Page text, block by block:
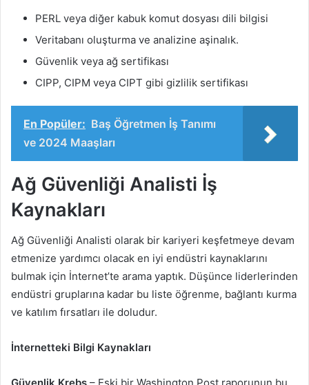
PERL veya diğer kabuk komut dosyası dili bilgisi
Veritabanı oluşturma ve analizine aşinalık.
Güvenlik veya ağ sertifikası
CIPP, CIPM veya CIPT gibi gizlilik sertifikası
En Popüler: Baş Öğretmen İş Tanımı
ve 2024 Maaşları
Ağ Güvenliği Analisti İş
Kaynakları
Ağ Güvenliği Analisti olarak bir kariyeri keşfetmeye devam
etmenize yardımcı olacak en iyi endüstri kaynaklarını
bulmak için İnternet’te arama yaptık. Düşünce liderlerinden
endüstri gruplarına kadar bu liste öğrenme, bağlantı kurma
ve katılım fırsatları ile doludur.
İnternetteki Bilgi Kaynakları